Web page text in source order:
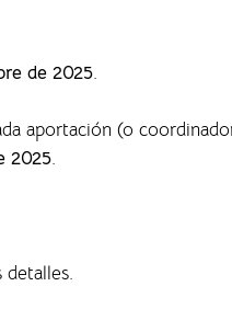
de 2025.
aportación (o
2025.
detalles.